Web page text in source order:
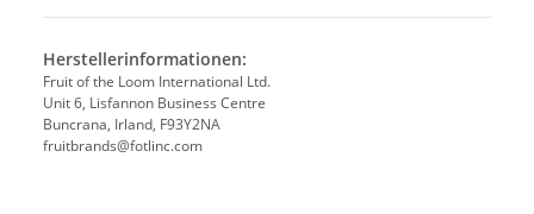
Herstellerinformationen:
Fruit of the Loom International Ltd.
Unit 6, Lisfannon Business Centre
Buncrana, Irland, F93Y2NA
fruitbrands@fotlinc.com